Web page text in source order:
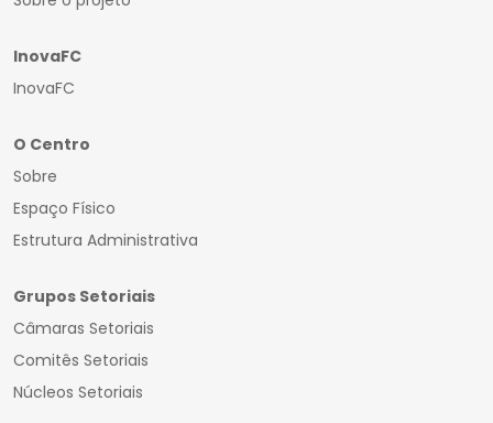
InovaFC
InovaFC
O Centro
Sobre
Espaço Físico
Estrutura Administrativa
Grupos Setoriais
Câmaras Setoriais
Comitês Setoriais
Núcleos Setoriais